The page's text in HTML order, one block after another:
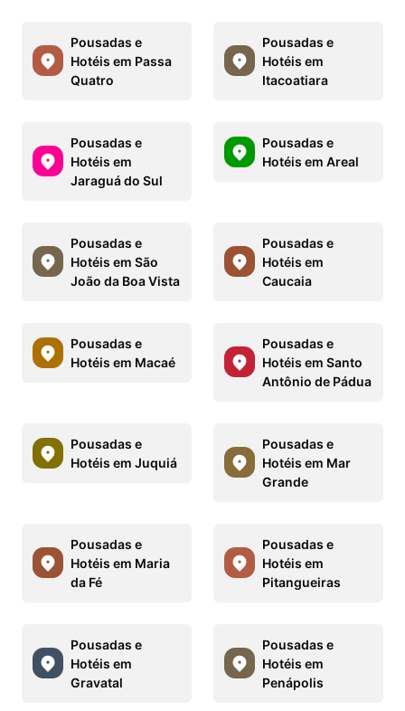
Pousadas e
Hotéis em Passa
Quatro
Pousadas e
Hotéis em
Itacoatiara
Pousadas e
Hotéis em
Jaraguá do Sul
Pousadas e
Hotéis em Areal
Pousadas e
Hotéis em São
João da Boa Vista
Pousadas e
Hotéis em
Caucaia
Pousadas e
Hotéis em Macaé
Pousadas e
Hotéis em Santo
Antônio de Pádua
Pousadas e
Hotéis em Juquiá
Pousadas e
Hotéis em Mar
Grande
Pousadas e
Hotéis em Maria
da Fé
Pousadas e
Hotéis em
Pitangueiras
Pousadas e
Hotéis em
Gravatal
Pousadas e
Hotéis em
Penápolis